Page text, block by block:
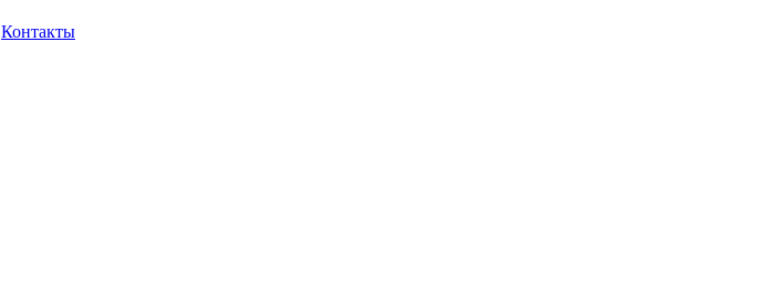
Контакты